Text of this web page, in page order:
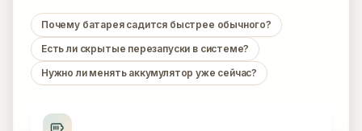
Почему батарея садится быстрее обычного?
Есть ли скрытые перезапуски в системе?
Нужно ли менять аккумулятор уже сейчас?